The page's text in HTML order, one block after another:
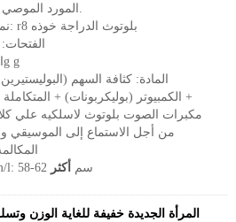
المورد الموصي به للغاية.
نموذج رقم: r8 بلوتوث الدراجة خوذه
الفتحات: 8 فتحات
الوزن: 10g g
المادة: كثافة السهم
+ الكمبيوتر (بوليكربونات) +
مكبرات الصوت بلوتوث لاسلكيه علي كلا
من أجل الاستماع إلى الموسيقي
الحجم: m/l: 58-62 سم أكثر
المرأة الجديدة خفيفة للغاية الوزن